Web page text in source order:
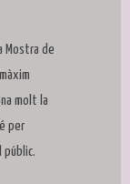
Mostra de
molt la
per
públic.